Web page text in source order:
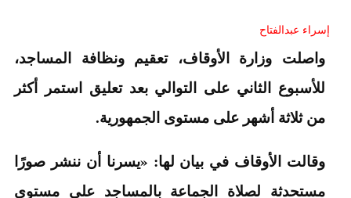
إسراء عبدالفتاح
واصلت وزارة الأوقاف، تعقيم ونظافة المساجد،
للأسبوع الثاني على التوالي بعد تعليق استمر أكثر
من ثلاثة أشهر على مستوى الجمهورية.
وقالت الأوقاف في بيان لها: «يسرنا أن ننشر صورًا
مستحدثة لصلاة الجماعة بالمساجد على مستوى